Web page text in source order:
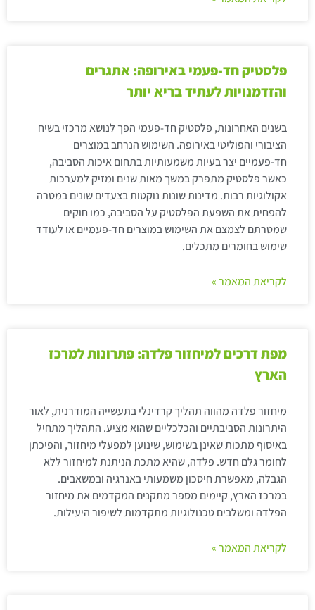
פלסטיק חד-פעמי באירופה: אתגרים
והזדמנויות לעתיד בריא יותר
בשנים האחרונות, פלסטיק חד-פעמי הפך לנושא מרכזי בשיח
הציבורי והפוליטי באירופה. השימוש הנרחב במוצרים
חד-פעמיים יצר בעיות משמעותיות בתחום איכות הסביבה,
כאשר פלסטיק מתפרק במשך מאות שנים ומזיק למערכות
אקולוגיות רבות. מדינות שונות נוקטות בצעדים שונים במטרה
להפחית את השפעת הפלסטיק על הסביבה, כמו חוקים
שמטרתם לצמצם את השימוש במוצרים חד-פעמיים או לעודד
שימוש בחומרים מתכלים.
לקריאת המאמר »
מפת דרכים למיחזור פלדה: פתרונות למרכז
הארץ
מיחזור פלדה מהווה תהליך קרדינלי בתעשייה המודרנית, לאור
היתרונות הסביבתיים והכלכליים שהוא מציע. התהליך מתחיל
באיסוף מתכות שאינן בשימוש, שינוען למפעלי מיחזור, והפיכתן
לחומר גלם חדש. פלדה, שהיא מתכת הניתנת למיחזור ללא
הגבלה, מאפשרת חיסכון משמעותי באנרגיה ובמשאבים.
במרכז הארץ, קיימים מספר מתקנים המקדמים את מיחזור
הפלדה ומשלבים טכנולוגיות מתקדמות לשיפור היעילות.
לקריאת המאמר »